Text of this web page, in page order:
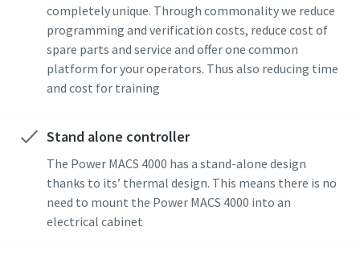
completely unique. Through commonality we reduce
programming and verification costs, reduce cost of
spare parts and service and offer one common
platform for your operators. Thus also reducing time
and cost for training
Stand alone controller
The Power MACS 4000 has a stand-alone design
thanks to its’ thermal design. This means there is no
need to mount the Power MACS 4000 into an
electrical cabinet